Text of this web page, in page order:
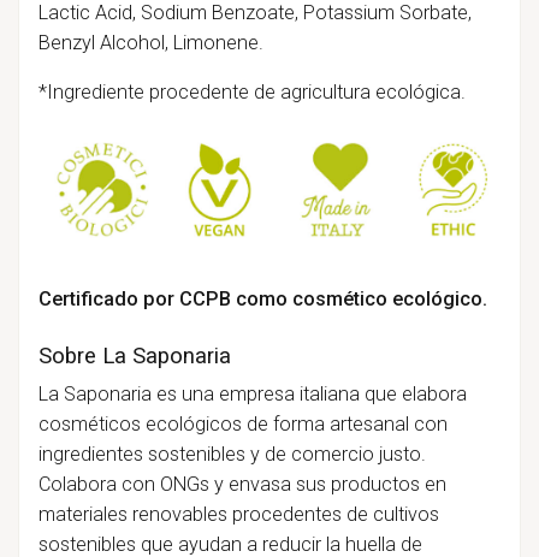
Lactic Acid, Sodium Benzoate, Potassium Sorbate,
Benzyl Alcohol, Limonene.
*Ingrediente procedente de agricultura ecológica.
Certificado por CCPB como cosmético ecológico.
Sobre La Saponaria
La Saponaria es una empresa italiana que elabora
cosméticos ecológicos de forma artesanal con
ingredientes sostenibles y de comercio justo.
Colabora con ONGs y envasa sus productos en
materiales renovables procedentes de cultivos
sostenibles que ayudan a reducir la huella de